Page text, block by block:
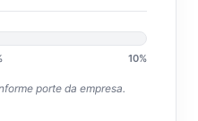
10%
porte da empresa.